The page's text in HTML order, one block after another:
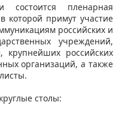
состоится пленарная
которой примут участие
российских и
учреждений,
крупнейших российских
организаций, а также
столы: